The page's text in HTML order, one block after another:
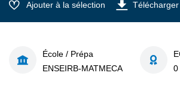
Ajouter à la sélection Télécharger
École / Prépa
ENSEIRB-MATMECA
0